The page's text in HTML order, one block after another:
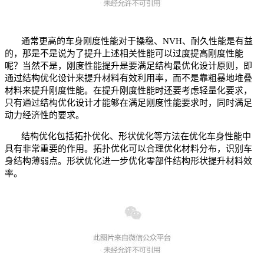
通常更高的车身刚度性能对于操稳、NVH、耐久性能是有益
的，那是不是说为了提升上述相关性能可以过度提高刚度性能
呢？当然不是，刚度性能提升是要满足结构最优化设计原则，即
通过结构优化设计来提升材料有效利用率，而不是靠粗暴地堆叠
材料来提升刚度性能。在提升刚度性能时还要考虑轻量化要求，
只有通过结构优化设计才能够在满足刚度性能要求时，同时满足
动力经济性的要求。
结构优化包括拓扑优化、形状优化等方法在优化车身性能中
具有非常重要的作用。拓扑优化可以合理优化材料分布，识别车
身结构薄弱点。形状优化进一步优化零部件结构形状提升材料效
率。